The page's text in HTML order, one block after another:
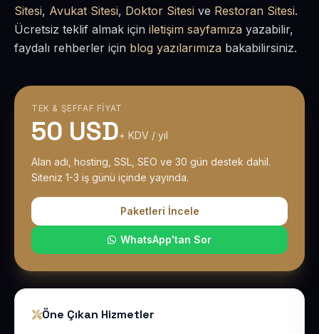
Sitesi, Avukat Sitesi, Doktor Sitesi ve Restoran Sitesi.
Ücretsiz teklif almak için iletişim sayfamıza yazabilir,
faydalı rehberler için blog yazılarımıza bakabilirsiniz.
TEK & ŞEFFAF FIYAT
50 USD+ KDV / yıl
Alan adı, hosting, SSL, SEO ve 30 gün destek dahil.
Siteniz 1-3 iş günü içinde yayında.
Paketleri İncele
WhatsApp'tan Sor
Öne Çıkan Hizmetler